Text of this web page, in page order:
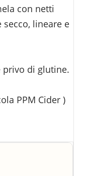
con netti
lineare e
di glutine.
PPM Cider )